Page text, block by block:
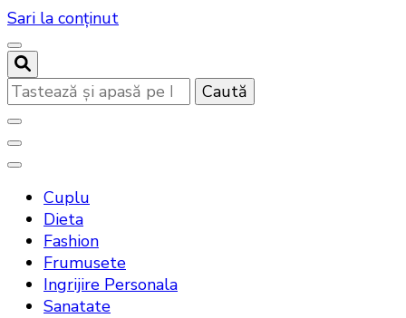
Sari la conținut
Cauți
ceva?
Bandoux
Cuplu
Dieta
Fashion
Frumusete
Ingrijire Personala
Sanatate